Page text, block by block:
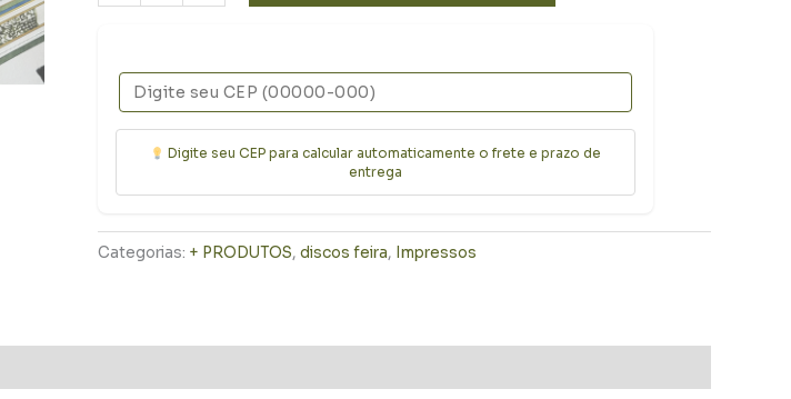
Digite seu CEP para calcular automaticamente o frete e prazo de
entrega
Categorias: + PRODUTOS, discos feira, Impressos